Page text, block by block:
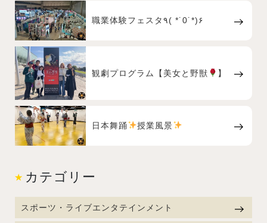
職業体験フェスタ٩( *˙0˙*)۶
観劇プログラム【美女と野獣 】
日本舞踊 授業風景
カテゴリー
スポーツ・ライブエンタテインメント